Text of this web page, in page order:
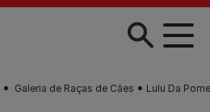
Galeria de Raças de Cães Lulu Da